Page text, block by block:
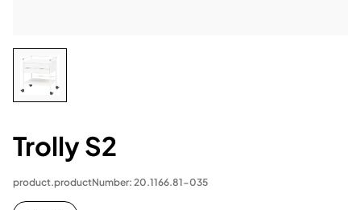
Trolly S2
product.productNumber: 20.1166.81-035